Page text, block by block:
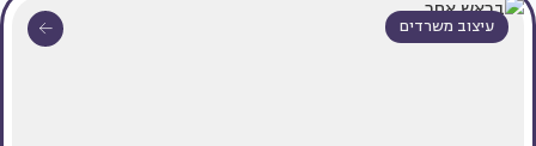
עיצוב משרדים